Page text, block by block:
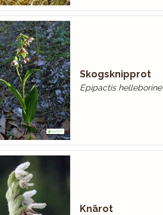
Skogsknipprot
Epipactis helleborine
Knärot